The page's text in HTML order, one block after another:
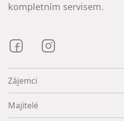
kompletním servisem.
Bezrealitky na Facebooku
Zájemci
Majitelé